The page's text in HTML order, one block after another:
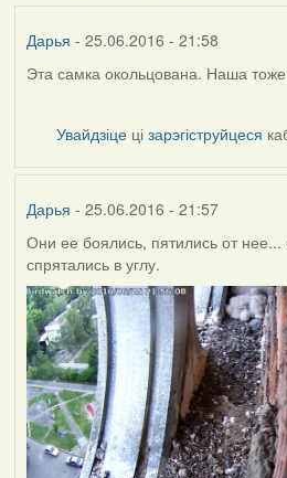
Дарья - 25.06.2016 - 21:58
Эта самка окольцована. Наша
Увайдзіце цізарэгіструйцеся
Дарья - 25.06.2016 - 21:57
Они ее боялись, пятились от нее...
спрятались в углу.